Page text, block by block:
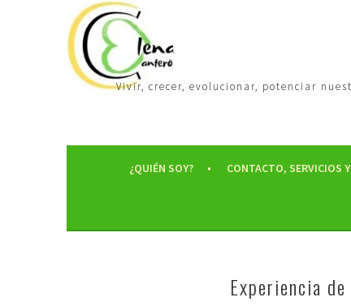
Vivir, crecer, evolucionar, potenciar
¿QUIÉN SOY? CONTACTO, SERVICIOS
Experiencia